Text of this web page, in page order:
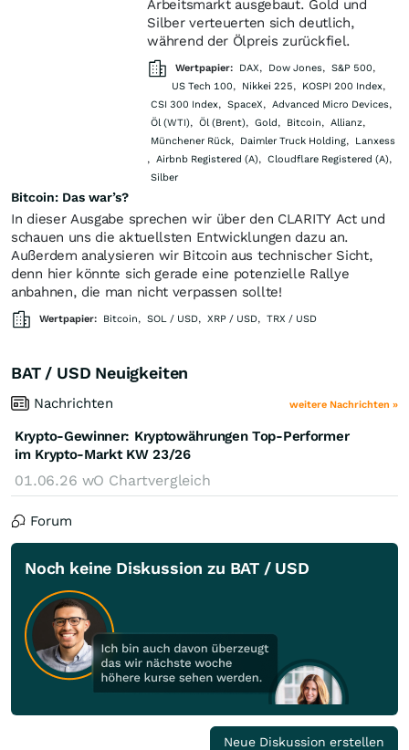
Arbeitsmarkt ausgebaut. Gold und
Silber verteuerten sich deutlich,
während der Ölpreis zurückfiel.
Wertpapier: DAX, Dow Jones, S&P 500,
US Tech 100, Nikkei 225, KOSPI 200 Index,
CSI 300 Index, SpaceX, Advanced Micro Devices,
Öl (WTI), Öl (Brent), Gold, Bitcoin, Allianz,
Münchener Rück, Daimler Truck Holding,
Lanxess
, Airbnb Registered (A), Cloudflare Registered (A),
Silber
Bitcoin: Das war’s?
In dieser Ausgabe sprechen wir über den CLARITY Act und
schauen uns die aktuellsten Entwicklungen dazu an.
Außerdem analysieren wir Bitcoin aus technischer Sicht,
denn hier könnte sich gerade eine potenzielle Rallye
anbahnen, die man nicht verpassen sollte!
Wertpapier: Bitcoin, SOL / USD, XRP / USD, TRX / USD
BAT / USD Neuigkeiten
Nachrichten weitere Nachrichten »
Krypto-Gewinner: Kryptowährungen Top-Performer
im Krypto-Markt KW 23/26
01.06.26 wO Chartvergleich
Forum
Noch keine Diskussion zu BAT / USD
Neue Diskussion erstellen